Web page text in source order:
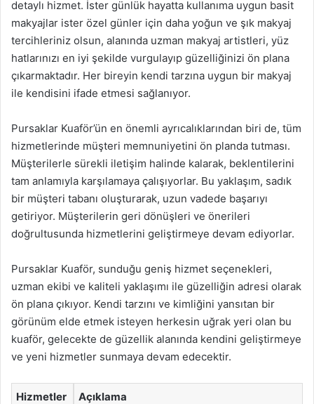
detaylı hizmet. İster günlük hayatta kullanıma uygun basit
makyajlar ister özel günler için daha yoğun ve şık makyaj
tercihleriniz olsun, alanında uzman makyaj artistleri, yüz
hatlarınızı en iyi şekilde vurgulayıp güzelliğinizi ön plana
çıkarmaktadır. Her bireyin kendi tarzına uygun bir makyaj
ile kendisini ifade etmesi sağlanıyor.
Pursaklar Kuaför’ün en önemli ayrıcalıklarından biri de, tüm
hizmetlerinde müşteri memnuniyetini ön planda tutması.
Müşterilerle sürekli iletişim halinde kalarak, beklentilerini
tam anlamıyla karşılamaya çalışıyorlar. Bu yaklaşım, sadık
bir müşteri tabanı oluşturarak, uzun vadede başarıyı
getiriyor. Müşterilerin geri dönüşleri ve önerileri
doğrultusunda hizmetlerini geliştirmeye devam ediyorlar.
Pursaklar Kuaför, sunduğu geniş hizmet seçenekleri,
uzman ekibi ve kaliteli yaklaşımı ile güzelliğin adresi olarak
ön plana çıkıyor. Kendi tarzını ve kimliğini yansıtan bir
görünüm elde etmek isteyen herkesin uğrak yeri olan bu
kuaför, gelecekte de güzellik alanında kendini geliştirmeye
ve yeni hizmetler sunmaya devam edecektir.
Hizmetler Açıklama